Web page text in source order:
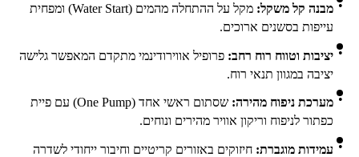
מבנה קל משקל: מקל על ההתחלה מהמים (Water Start) ומפחית
עייפות בסשנים ארוכים.
יציבות וטווח רוח רחב: פרופיל אווירודינמי מתקדם המאפשר גלישה
יציבה במגוון תנאי רוח.
מערכת ניפוח מהירה: שסתום ראשי אחד (One Pump) עם פיית
כפתור לניפוח וריקון אוויר מהירים ונוחים.
עמידות מוגברת: חיזוקים באזורים קריטיים וחיבור ייחודי לשדרה